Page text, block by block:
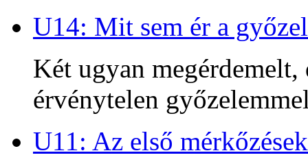
U14: Mit sem ér a
Két ugyan
érvénytelen
U11: Az első mérkőzések